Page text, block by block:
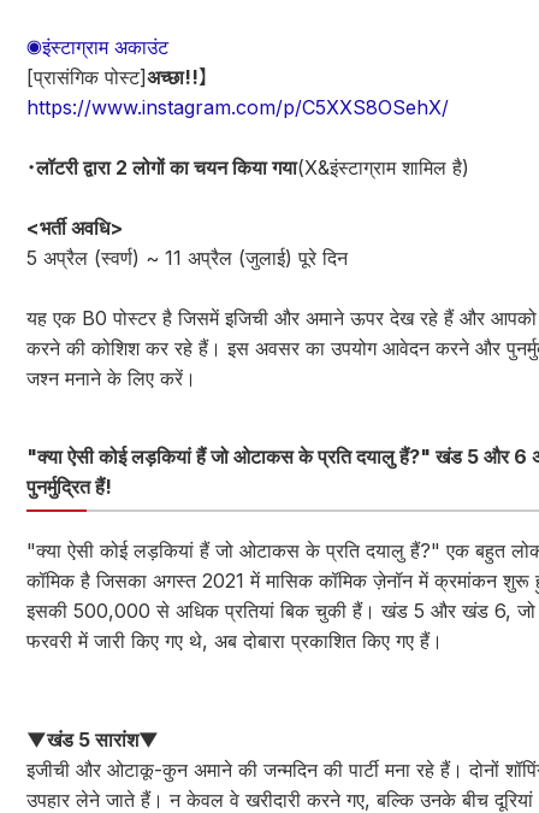
◉इंस्टाग्राम अकाउंट
[प्रासंगिक पोस्ट]अच्छा!!】
https://www.instagram.com/p/C5XXS8OSehX/
・लॉटरी द्वारा 2 लोगों का चयन किया गया(X&इंस्टाग्राम शामिल है)
<भर्ती अवधि>
5 अप्रैल (स्वर्ण) ~ 11 अप्रैल (जुलाई) पूरे दिन
यह एक B0 पोस्टर है जिसमें इजिची और अमाने ऊपर देख रहे हैं और आपको
करने की कोशिश कर रहे हैं। इस अवसर का उपयोग आवेदन करने और
जश्न मनाने के लिए करें।
"क्या ऐसी कोई लड़कियां हैं जो ओटाकस के प्रति दयालु हैं?" खंड 5 और 6
पुनर्मुद्रित हैं!
"क्या ऐसी कोई लड़कियां हैं जो ओटाकस के प्रति दयालु हैं?" एक बहुत
कॉमिक है जिसका अगस्त 2021 में मासिक कॉमिक ज़ेनॉन में क्रमांकन
इसकी 500,000 से अधिक प्रतियां बिक चुकी हैं। खंड 5 और खंड 6, जो
फरवरी में जारी किए गए थे, अब दोबारा प्रकाशित किए गए हैं।
▼खंड 5 सारांश▼
इजीची और ओटाकू-कुन अमाने की जन्मदिन की पार्टी मना रहे हैं। दोनों
उपहार लेने जाते हैं। न केवल वे खरीदारी करने गए, बल्कि उनके बीच दूरियां